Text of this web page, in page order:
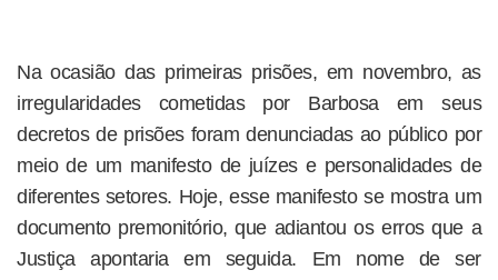
Na ocasião das primeiras prisões, em novembro, as
irregularidades cometidas por Barbosa em seus
decretos de prisões foram denunciadas ao público por
meio de um manifesto de juízes e personalidades de
diferentes setores. Hoje, esse manifesto se mostra um
documento premonitório, que adiantou os erros que a
Justiça apontaria em seguida. Em nome de ser